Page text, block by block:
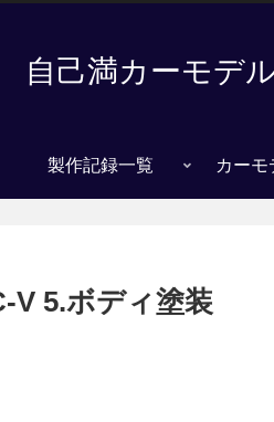
自己満カーモデ
製作記録一覧 カーモ
V 5.ボディ塗装